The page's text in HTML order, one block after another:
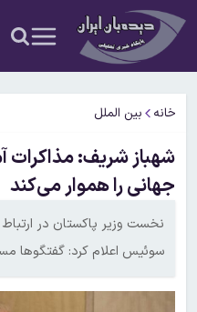
خانه بین الملل
شهباز شریف: مذاکرات
جهانی را هموار می‌کند
نخست‌ وزیر پاکستان در ارتباط
سوئیس اعلام کرد: گفتگوها